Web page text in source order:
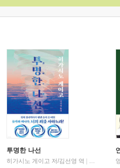
투명한 나선
히가시노 게이고 저/김선영 역
북다